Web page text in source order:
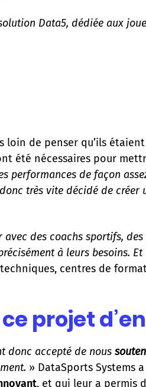
Data5, dédiée aux
loin de penser qu’ils
été nécessaires pour
performances de façon
très vite décidé de
des coachs sportifs,
à leurs besoins.
techniques, centres de
projet
donc accepté de nous
» DataSports Systems
, et qui leur a permis